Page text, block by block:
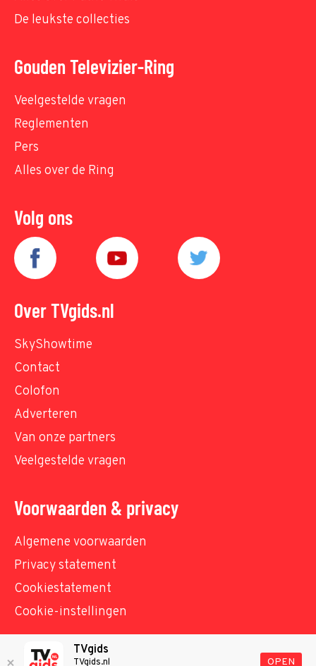
De leukste collecties
Gouden Televizier-Ring
Veelgestelde vragen
Reglementen
Pers
Alles over de Ring
Volg ons
Over TVgids.nl
SkyShowtime
Contact
Colofon
Adverteren
Van onze partners
Veelgestelde vragen
Voorwaarden & privacy
Algemene voorwaarden
Privacy statement
Cookiestatement
Cookie-instellingen
© TVgids.nl 2026 - All rights reserved. No text and
TVgids
TVgids.nl OPEN